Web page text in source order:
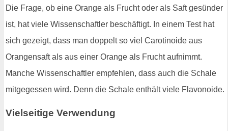
Die Frage, ob eine Orange als Frucht oder als Saft gesünder
ist, hat viele Wissenschaftler beschäftigt. In einem Test hat
sich gezeigt, dass man doppelt so viel Carotinoide aus
Orangensaft als aus einer Orange als Frucht aufnimmt.
Manche Wissenschaftler empfehlen, dass auch die Schale
mitgegessen wird. Denn die Schale enthält viele Flavonoide.
Vielseitige Verwendung